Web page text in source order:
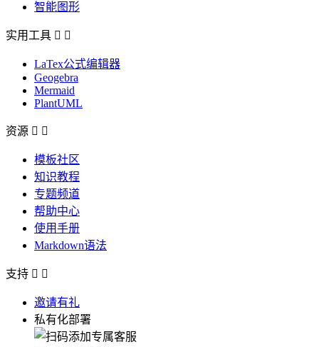
智能图形
实用工具  
LaTex公式编辑器
Geogebra
Mermaid
PlantUML
资源  
模板社区
知识教程
专题频道
帮助中心
使用手册
Markdown语法
支持  
邀请有礼
私有化部署